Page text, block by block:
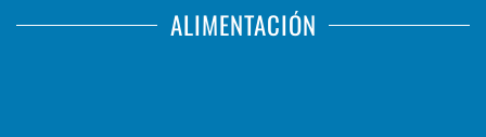
ALIMENTACIÓN